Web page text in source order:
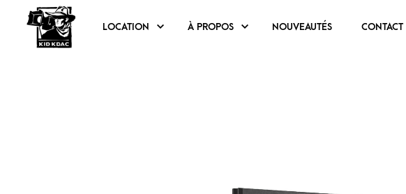
LOCATION À PROPOS NOUVEAUTÉS CONTACT